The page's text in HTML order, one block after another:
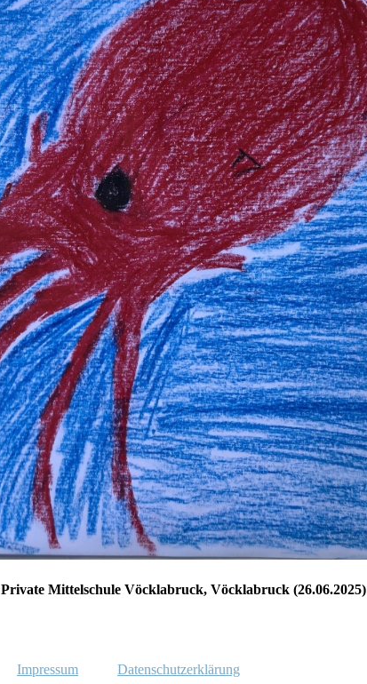
Private Mittelschule Vöcklabruck, Vöcklabruck (26.06.2025)
Impressum Datenschutzerklärung